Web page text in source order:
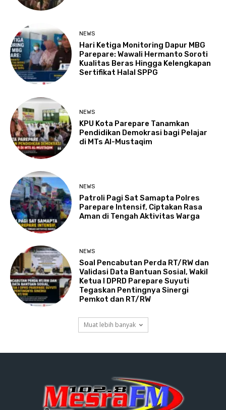
NEWS
Hari Ketiga Monitoring Dapur MBG
Parepare: Wawali Hermanto Soroti
Kualitas Beras Hingga Kelengkapan
Sertifikat Halal SPPG
NEWS
KPU Kota Parepare Tanamkan
Pendidikan Demokrasi bagi Pelajar
di MTs Al-Mustaqim
NEWS
Patroli Pagi Sat Samapta Polres
Parepare Intensif, Ciptakan Rasa
Aman di Tengah Aktivitas Warga
NEWS
Soal Pencabutan Perda RT/RW dan
Validasi Data Bantuan Sosial, Wakil
Ketua I DPRD Parepare Suyuti
Tegaskan Pentingnya Sinergi
Pemkot dan RT/RW
Muat lebih banyak